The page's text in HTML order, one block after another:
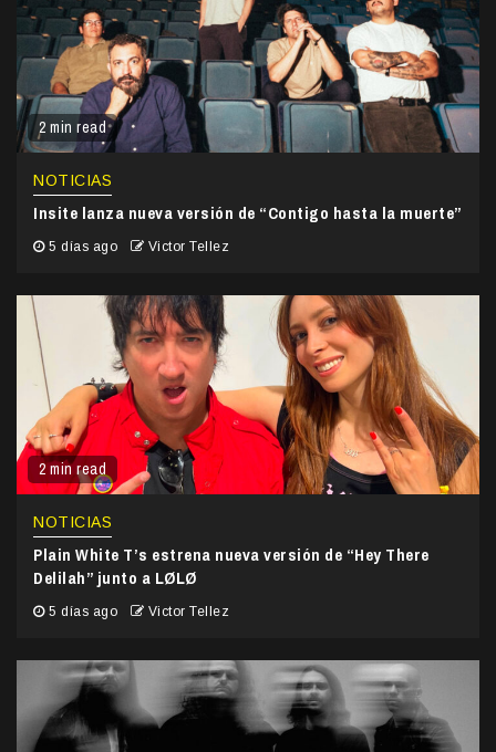
2 min read
NOTICIAS
Insite lanza nueva versión de “Contigo hasta la muerte”
5 días ago Victor Tellez
2 min read
NOTICIAS
Plain White T’s estrena nueva versión de “Hey There
Delilah” junto a LØLØ
5 días ago Victor Tellez